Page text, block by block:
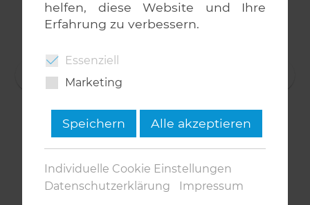
helfen, diese Website und Ihre
Erfahrung zu verbessern.
Essenziell
Marketing
Speichern Alle akzeptieren
Individuelle Cookie Einstellungen
Datenschutzerklärung
Impressum